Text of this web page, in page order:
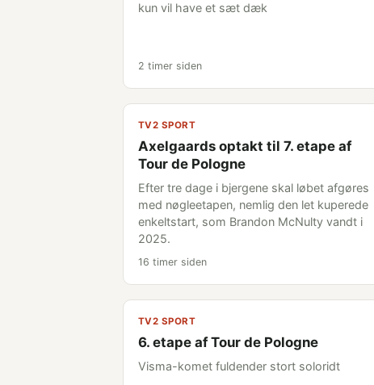
kun vil have et sæt dæk
2 timer siden
TV2 SPORT
Axelgaards optakt til 7. etape af
Tour de Pologne
Efter tre dage i bjergene skal løbet afgøres
med nøgleetapen, nemlig den let kuperede
enkeltstart, som Brandon McNulty vandt i
2025.
16 timer siden
TV2 SPORT
6. etape af Tour de Pologne
Visma-komet fuldender stort soloridt